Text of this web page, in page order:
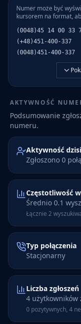
Numer może być
kursorem na format,
(0048)45 14 00 33
(+48)451-400-337
(0048)451-400-337
AKTYWNOŚĆ
Podsumowanie
numeru.
Aktywność
Zgłoszono 0
Częstotliwość
Średnio 0.1
Łącznie 2
Typ połączenia
Stacjonarny
Liczba zgłoszeń
4 użytkowników
0 pozytywnych, 4